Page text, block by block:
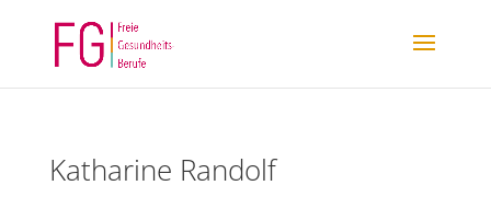
Katharine Randolf